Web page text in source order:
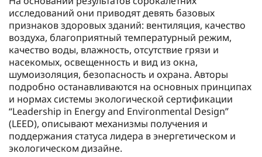
исследований они приводят девять базовых
признаков здоровых зданий: вентиляция, качество
воздуха, благоприятный температурный режим,
качество воды, влажность, отсутствие грязи и
насекомых, освещенность и вид из окна,
шумоизоляция, безопасность и охрана. Авторы
подробно останавливаются на основных принципах
и нормах системы экологической сертификации
“Leadership in Energy and Environmental Design”
(LEED), описывают механизмы получения и
поддержания статуса лидера в энергетическом и
экологическом дизайне.